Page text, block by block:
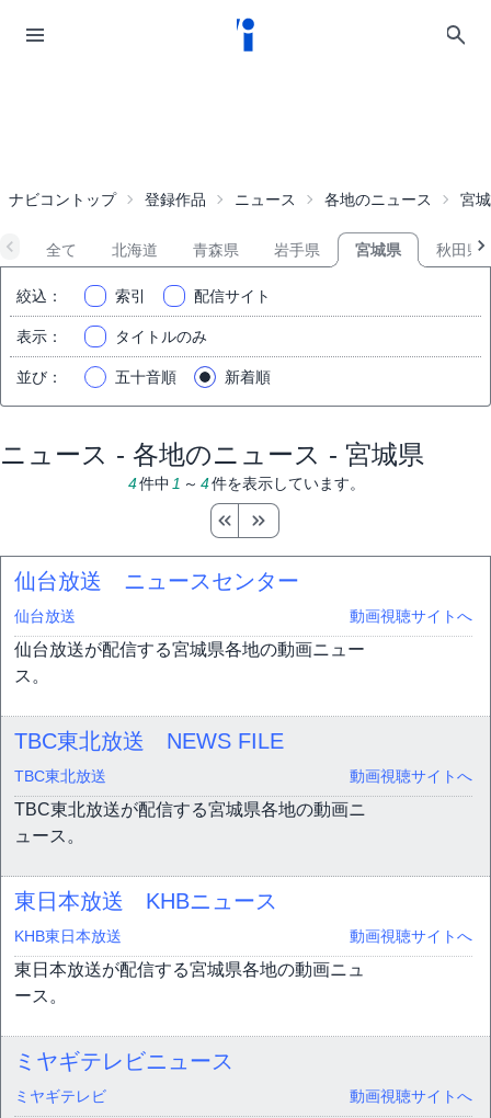
ナビコントップ 登録作品 ニュース 各地のニュース 宮
全て 北海道 青森県 岩手県 宮城県 秋田県
絞込 ： 索引 配信サイト
表示 ： タイトルのみ
並び ： 五十音順 新着順
ニュース - 各地のニュース - 宮城県
4件中 1 ～ 4件を表示しています。
仙台放送 ニュースセンター
仙台放送 動画視聴サイトへ
仙台放送が配信する宮城県各地の動画ニュー
ス。
TBC東北放送 NEWS FILE
TBC東北放送 動画視聴サイトへ
TBC東北放送が配信する宮城県各地の動画ニ
ュース。
東日本放送 KHBニュース
KHB東日本放送 動画視聴サイトへ
東日本放送が配信する宮城県各地の動画ニュ
ース。
ミヤギテレビニュース
ミヤギテレビ 動画視聴サイトへ